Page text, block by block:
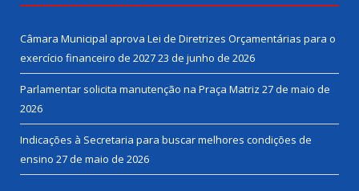
Câmara Municipal aprova Lei de Diretrizes Orçamentárias para o
exercício financeiro de 202723 de junho de 2026
Parlamentar solicita manutenção na Praça Matriz 27 de maio de
2026
Indicações à Secretaria para buscar melhores condições de
ensino 27 de maio de 2026